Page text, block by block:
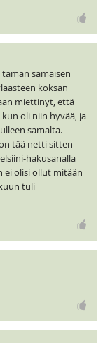
samaisen
köksän
miettinyt, että
oli niin hyvää, ja
samalta.
tää netti sitten
hakusanalla
ei olisi ollut mitään
tuli